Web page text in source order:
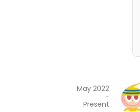
May 2022
-
Present